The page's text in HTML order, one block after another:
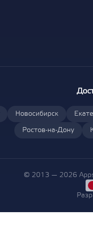
Новосибирск
Ростов-на-Дону
© 2013 — 2026